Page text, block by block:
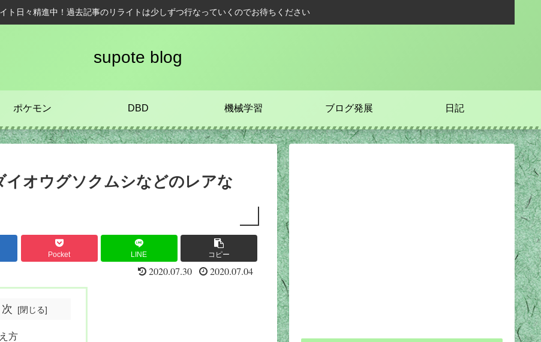
ト日々精進中！過去記事のリライトは少しずつ行なっていくのでお待ちください
supote blog
ポケモン DBD 機械学習 ブログ発展 日記
オウグソクムシなどのレアな
Pocket LINE コピー
2020.07.30 2020.07.04
方